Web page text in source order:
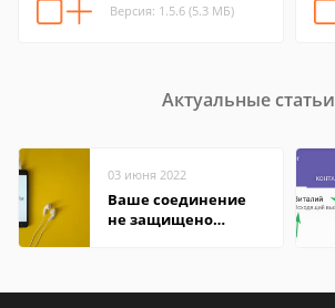
Версия: 1.5.6 (5.3 МБ)
Актуальные статьи
03 июня 2022
Ваше соединение
не защищено